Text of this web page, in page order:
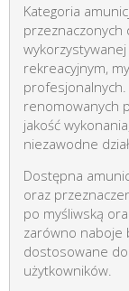
Kategoria
przeznaczonych
rekreacyjnym,
renomowanych
jakość
niezawodne
Dostępna
oraz
po myśliwską
zarówno naboje
dostosowane
użytkowników.